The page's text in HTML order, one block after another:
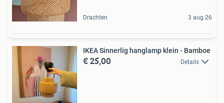
Drachten 3 aug 26
IKEA Sinnerlig hanglamp klein - Bamboe
€ 25,00 Details